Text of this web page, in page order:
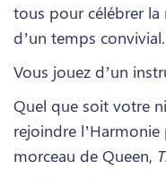
tous pour célébrer
d’un temps convivial.
Vous jouez d’un
Quel que soit votre
rejoindre
morceau de Queen,